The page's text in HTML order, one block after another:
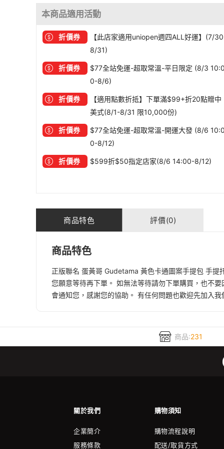
本商品適用活動
折價券
【此店家適用uniopen週四ALL好運】(7/
8/31)
折價券
$77全站免運-超取常溫-平日限定 (8/3
0-8/6)
折價券
【適用點數折抵】下單滿$99+折20點贈中
美式(8/1-8/31 限10,000份)
折價券
$77全站免運-超取常溫-開運大發 (8/6
0-8/12)
折價券 $599折$50指定店家(8/6 14:00-8/12)
商品特色 評價(0)
商品特色
正版聯名 蛋黃哥 Gudetama 黃色卡通圖案手提包
您願意等待再下單。 如無法等待請勿下單購買，也不
會通知您，感謝您的協助。 有任何問題也歡迎先加入
商品:231
關於我們 購物須知
企業簡介
服務條款
購物流程說明
配送/取貨方式